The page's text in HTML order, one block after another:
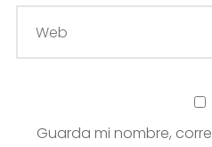
Guarda mi nombre,